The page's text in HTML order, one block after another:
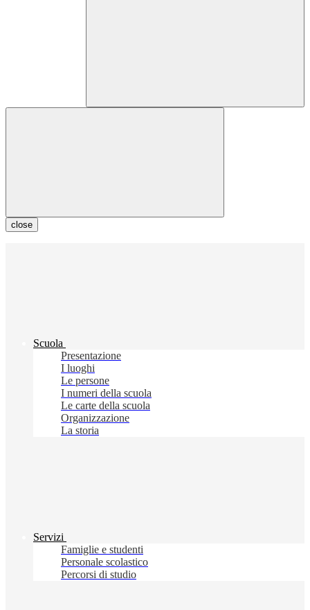
close
Scuola
Presentazione
I luoghi
Le persone
I numeri della scuola
Le carte della scuola
Organizzazione
La storia
Servizi
Famiglie e studenti
Personale scolastico
Percorsi di studio